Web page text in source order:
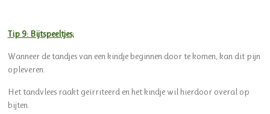
Tip 9: Bijtspeeltjes;
Wanneer de tandjes van een kindje beginnen door te komen, kan dit pijn
opleveren.
Het tandvlees raakt geïrriteerd en het kindje wil hierdoor overal op
bijten.